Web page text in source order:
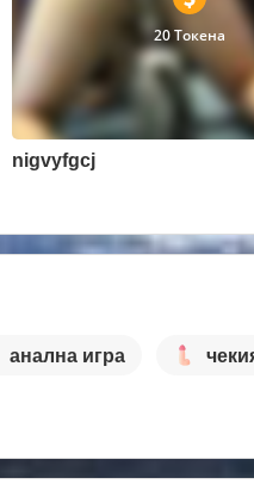
20 Токена
nigvyfgcj
анална игра